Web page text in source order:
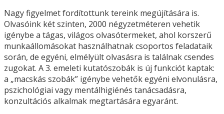
Nagy figyelmet fordítottunk tereink megújítására is.
Olvasóink két szinten, 2000 négyzetméteren vehetik
igénybe a tágas, világos olvasótermeket, ahol korszerű
munkaállomásokat használhatnak csoportos feladataik
során, de egyéni, elmélyült olvasásra is találnak csendes
zugokat. A 3. emeleti kutatószobák is új funkciót kaptak:
a „macskás szobák” igénybe vehetők egyéni elvonulásra,
pszichológiai vagy mentálhigiénés tanácsadásra,
konzultációs alkalmak megtartására egyaránt.